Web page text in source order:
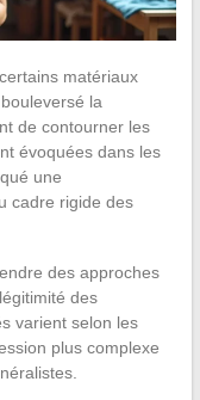
matériaux
la
de contourner les
évoquées dans les
une
cadre rigide des
des approches
des
varient selon les
plus complexe